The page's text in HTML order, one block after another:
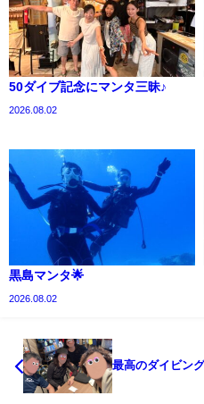
50ダイブ記念にマンタ三昧♪
2026.08.02
黒島マンタ🌟
2026.08.02
最高のダイビン